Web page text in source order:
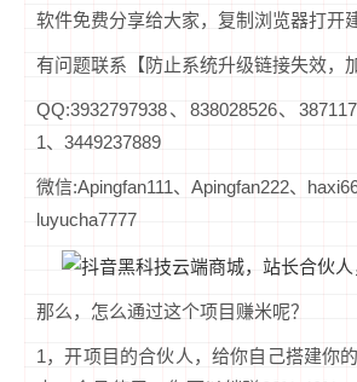
软件免费分享给大家，复制浏览器打开
有问题联系【防止系统升级链接失效，
QQ:3932797938、838028526、
1、3449237889
微信:Apingfan111、Apingfan222、
luyucha7777
那么，怎么通过这个项目赚米呢？
1，开项目的合伙人，给你自己搭建你